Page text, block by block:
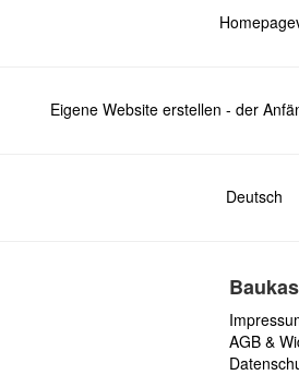
Eigene Website erstellen - der
Deutsch
AGB &